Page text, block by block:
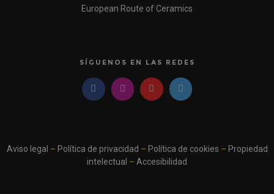
European Route of Ceramics
SÍGUENOS EN LAS REDES
Aviso legal – Política de privacidad – Política de cookies – Propiedad
intelectual – Accesibilidad